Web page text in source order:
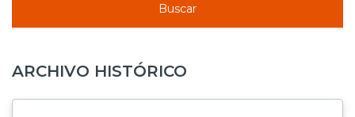
Buscar
ARCHIVO HISTÓRICO